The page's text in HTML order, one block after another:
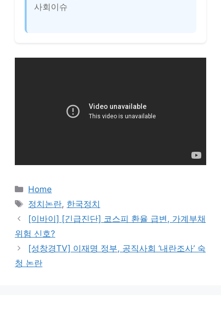
사회이슈
카
테
리
Home
태
그
정치논란, 한국정치
[이바이] [긴급진단] 코스피 환율 급변, 가계부채
위험 신호?
[성창경TV] 이재명 정부, 공직사회 ‘내란조사’ 숙
청 논란